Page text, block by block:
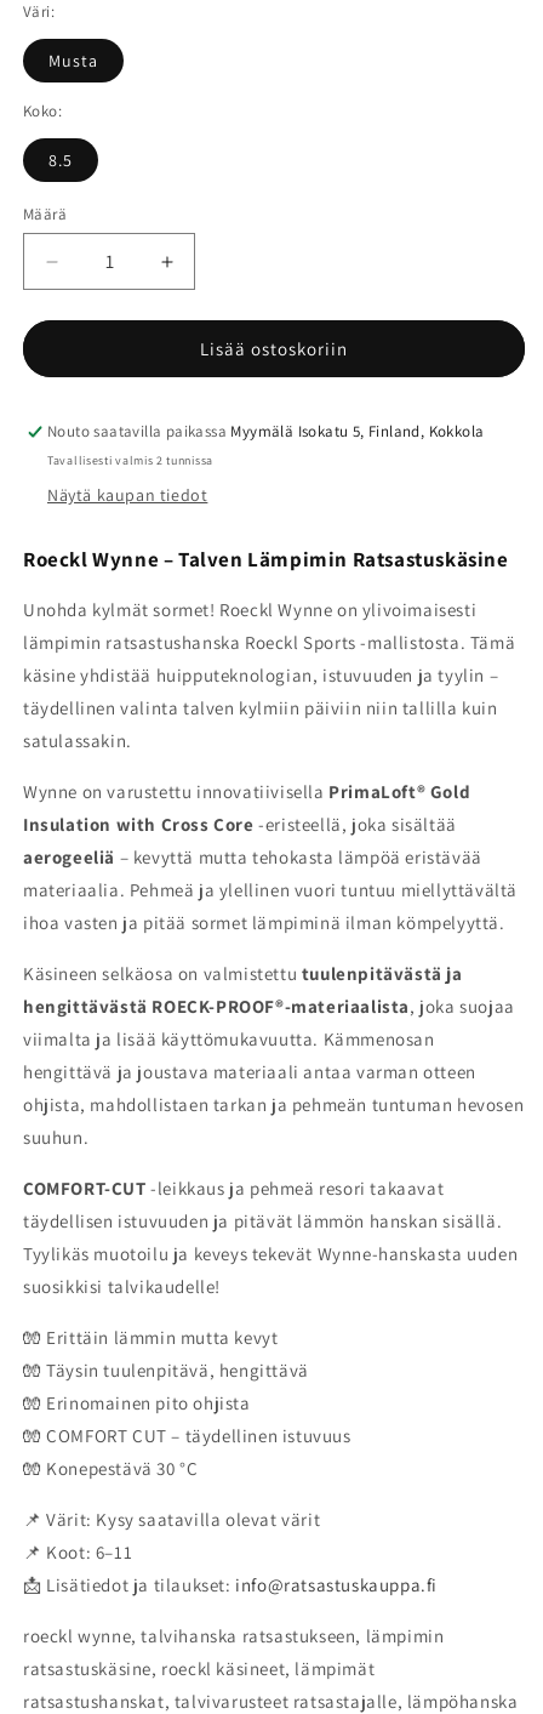
Väri:
Musta
Koko:
8.5
Määrä
Määrä
Vähennä
tuotteen
Roeckl
talviratsastuskäsine
Lisää
tuotteen
Roeckl
Wynne
talviratsastuskäsine
Lisää ostoskoriin
Nouto saatavilla paikassa Myymälä Isokatu 5, Finland, Kokkola
Tavallisesti valmis 2 tunnissa
Näytä kaupan tiedot
Roeckl Wynne – Talven Lämpimin Ratsastuskäsine
Unohda kylmät sormet! Roeckl Wynne on ylivoimaisesti
lämpimin ratsastushanska Roeckl Sports -mallistosta. Tämä
käsine yhdistää huipputeknologian, istuvuuden ja tyylin –
täydellinen valinta talven kylmiin päiviin niin tallilla kuin
satulassakin.
Wynne on varustettu innovatiivisella PrimaLoft® Gold
Insulation with Cross Core -eristeellä, joka sisältää
aerogeeliä – kevyttä mutta tehokasta lämpöä eristävää
materiaalia. Pehmeä ja ylellinen vuori tuntuu miellyttävältä
ihoa vasten ja pitää sormet lämpiminä ilman kömpelyyttä.
Käsineen selkäosa on valmistettu tuulenpitävästä ja
hengittävästä ROECK-PROOF®-materiaalista, joka suojaa
viimalta ja lisää käyttömukavuutta. Kämmenosan
hengittävä ja joustava materiaali antaa varman otteen
ohjista, mahdollistaen tarkan ja pehmeän tuntuman hevosen
suuhun.
COMFORT-CUT -leikkaus ja pehmeä resori takaavat
täydellisen istuvuuden ja pitävät lämmön hanskan sisällä.
Tyylikäs muotoilu ja keveys tekevät Wynne-hanskasta uuden
suosikkisi talvikaudelle!
🧤 Erittäin lämmin mutta kevyt
🧤 Täysin tuulenpitävä, hengittävä
🧤 Erinomainen pito ohjista
🧤 COMFORT CUT – täydellinen istuvuus
🧤 Konepestävä 30 °C
📌 Värit: Kysy saatavilla olevat värit
📌 Koot: 6–11
📩 Lisätiedot ja tilaukset: info@ratsastuskauppa.fi
roeckl wynne, talvihanska ratsastukseen, lämpimin
ratsastuskäsine, roeckl käsineet, lämpimät
ratsastushanskat, talvivarusteet ratsastajalle, lämpöhanska